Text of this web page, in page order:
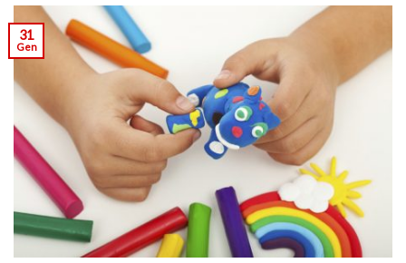
31
Gen